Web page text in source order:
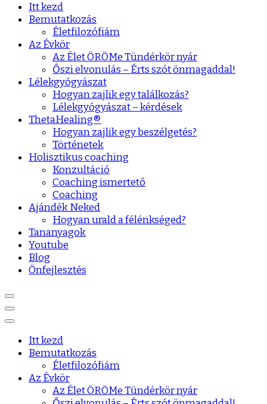
Itt kezd
Bemutatkozás
Életfilozófiám
Az Évkör
Az Élet ÖRÖMe Tündérkör nyár
Őszi elvonulás – Érts szót önmagaddal!
Lélekgyógyászat
Hogyan zajlik egy találkozás?
Lélekgyógyászat – kérdések
ThetaHealing®
Hogyan zajlik egy beszélgetés?
Történetek
Holisztikus coaching
Konzultáció
Coaching ismertető
Coaching
Ajándék Neked
Hogyan urald a félénkséged?
Tananyagok
Youtube
Blog
Önfejlesztés
Itt kezd
Bemutatkozás
Életfilozófiám
Az Évkör
Az Élet ÖRÖMe Tündérkör nyár